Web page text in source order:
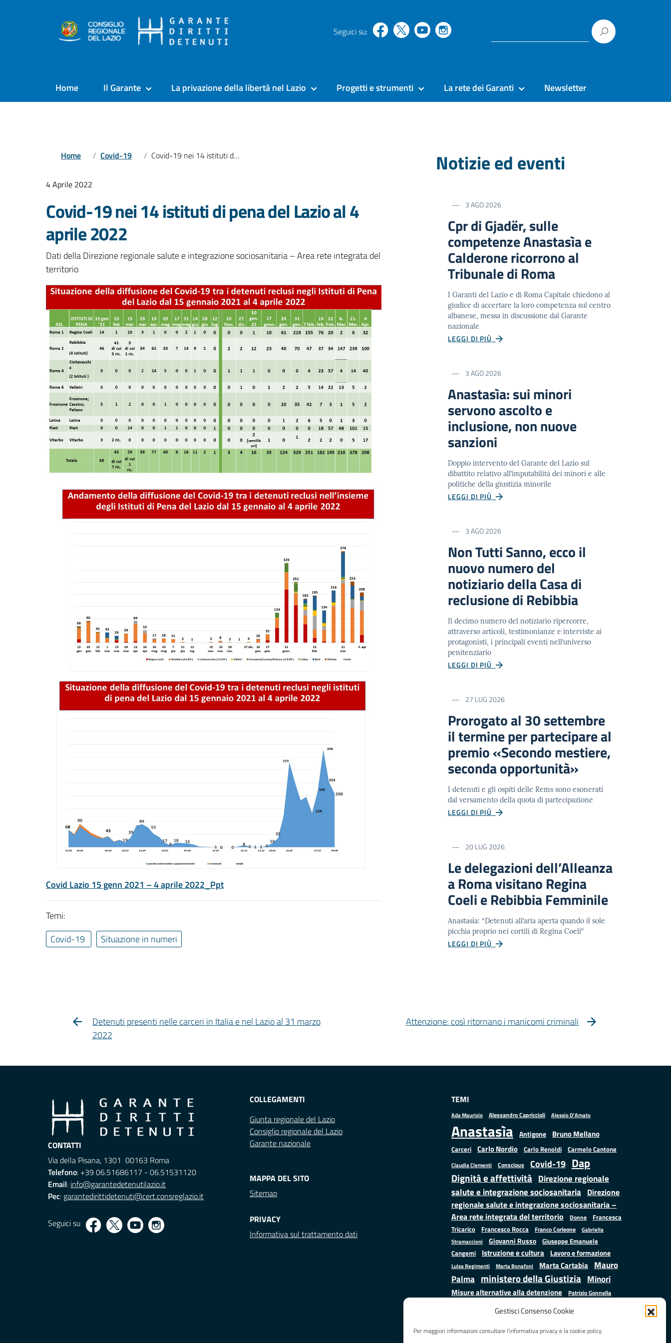
Gestisci Consenso Cookie
Per maggiori informazioni consultare l’informativa privacy e la cookie policy.
Seguici su:
Home Il Garante La privazione della libertà nel Lazio Progetti e strumenti La rete dei Garanti Newsletter
Home Covid-19 Covid-19 nei 14 istituti di pena del Lazio al 4 aprile 2022
4 Aprile 2022
Covid-19 nei 14 istituti di pena del Lazio al 4
aprile 2022
Dati della Direzione regionale salute e integrazione sociosanitaria – Area rete integrata del
territorio
Covid Lazio 15 genn 2021 – 4 aprile 2022_Ppt
Temi:
Covid-19
Situazione in numeri
Notizie ed eventi
3 AGO 2026
Cpr di Gjadër, sulle
competenze Anastasìa e
Calderone ricorrono al
Tribunale di Roma
I Garanti del Lazio e di Roma Capitale chiedono al
giudice di accertare la loro competenza sul centro
albanese, messa in discussione dal Garante
nazionale
LEGGI DI PIÙ
3 AGO 2026
Anastasìa: sui minori
servono ascolto e
inclusione, non nuove
sanzioni
Doppio intervento del Garante del Lazio sul
dibattito relativo all’imputabilità dei minori e alle
politiche della giustizia minorile
LEGGI DI PIÙ
3 AGO 2026
Non Tutti Sanno, ecco il
nuovo numero del
notiziario della Casa di
reclusione di Rebibbia
Il decimo numero del notiziario ripercorre,
attraverso articoli, testimonianze e interviste ai
protagonisti, i principali eventi nell’universo
penitenziario
LEGGI DI PIÙ
27 LUG 2026
Prorogato al 30 settembre
il termine per partecipare al
premio «Secondo mestiere,
seconda opportunità»
I detenuti e gli ospiti delle Rems sono esonerati
dal versamento della quota di partecipazione
LEGGI DI PIÙ
20 LUG 2026
Le delegazioni dell’Alleanza
a Roma visitano Regina
Coeli e Rebibbia Femminile
Anastasìa: “Detenuti all’aria aperta quando il sole
picchia proprio nei cortili di Regina Coeli”
LEGGI DI PIÙ
Detenuti presenti nelle carceri in Italia e nel Lazio al 31 marzo
2022
Attenzione: così ritornano i manicomi criminali
CONTATTI
Via della Pisana, 1301 00163 Roma
Telefono: +39 06.51686117 - 06.51531120
Email: info@garantedetenutilazio.it
Pec: garantedirittidetenuti@cert.consreglazio.it
Seguici su
COLLEGAMENTI
Giunta regionale del Lazio
Consiglio regionale del Lazio
Garante nazionale
MAPPA DEL SITO
Sitemap
PRIVACY
Informativa sul trattamento dati
TEMI
Ada Maurizio Alessandro Capriccioli Alessio D'Amato
Anastasìa Antigone Bruno Mellano
Carceri Carlo Nordio Carlo Renoldi Carmelo Cantone
Claudia Clementi Conscious Covid-19 Dap
Dignità e affettività Direzione regionale
salute e integrazione sociosanitaria Direzione
regionale salute e integrazione sociosanitaria –
Area rete integrata del territorio
Donne
Francesca
Tricarico
Francesco Rocca Franco Corleone
Gabriella
Stramaccioni
Giovanni Russo Giuseppe Emanuele
Cangemi
Istruzione e cultura Lavoro e formazione
Luisa Regimenti Marta Bonafoni Marta Cartabia Mauro
Palma ministero della Giustizia Minori
Misure alternative alla detenzione Patrizio Gonnella
Samuele Ciambriello
Mattarella Situazione in numeri Stefano